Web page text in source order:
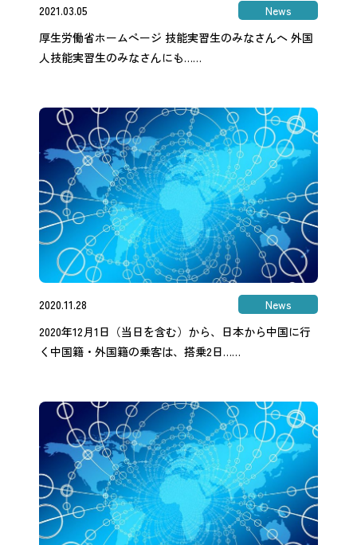
2021.03.05
News
厚生労働省ホームページ 技能実習生のみなさんへ 外国
人技能実習生のみなさんにも……
2020.11.28
News
2020年12月1日（当日を含む）から、日本から中国に行
く中国籍・外国籍の乗客は、搭乗2日……